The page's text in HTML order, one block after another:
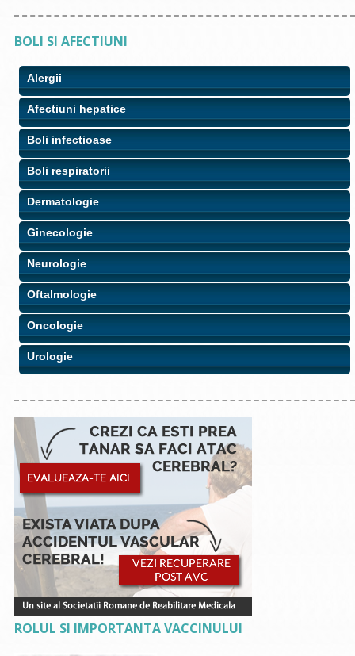
BOLI SI AFECTIUNI
Alergii
Afectiuni hepatice
Boli infectioase
Boli respiratorii
Dermatologie
Ginecologie
Neurologie
Oftalmologie
Oncologie
Urologie
ROLUL SI IMPORTANTA VACCINULUI